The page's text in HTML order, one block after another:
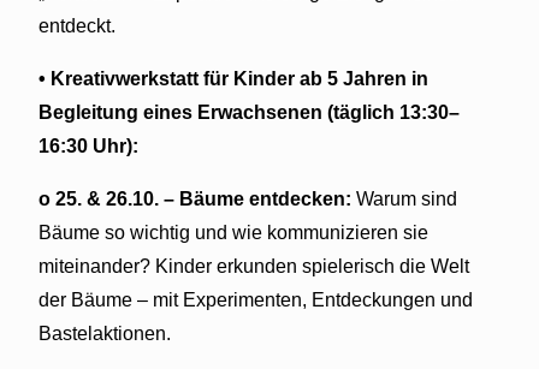
entdeckt.
• Kreativwerkstatt für Kinder ab 5 Jahren in
Begleitung eines Erwachsenen (täglich 13:30–
16:30 Uhr):
o 25. & 26.10. – Bäume entdecken: Warum sind
Bäume so wichtig und wie kommunizieren sie
miteinander? Kinder erkunden spielerisch die Welt
der Bäume – mit Experimenten, Entdeckungen und
Bastelaktionen.